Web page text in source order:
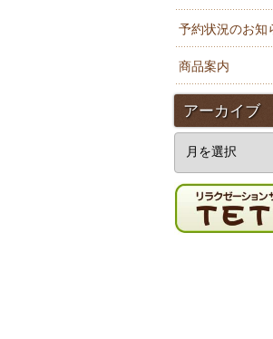
予約状況のお知
商品案内
アーカイブ
イ